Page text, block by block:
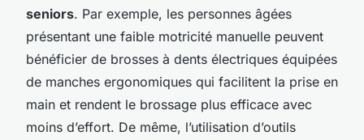
seniors. Par exemple, les personnes âgées
présentant une faible motricité manuelle peuvent
bénéficier de brosses à dents électriques équipées
de manches ergonomiques qui facilitent la prise en
main et rendent le brossage plus efficace avec
moins d’effort. De même, l’utilisation d’outils